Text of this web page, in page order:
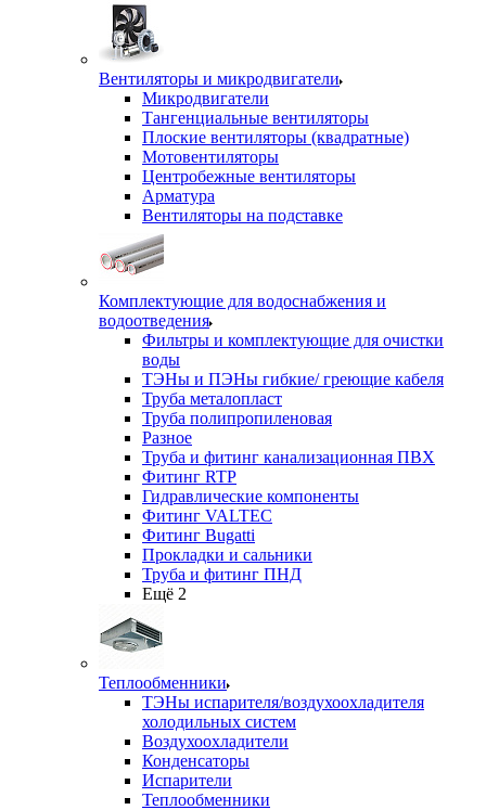
Вентиляторы и микродвигатели
Микродвигатели
Тангенциальные вентиляторы
Плоские вентиляторы (квадратные)
Мотовентиляторы
Центробежные вентиляторы
Арматура
Вентиляторы на подставке
Комплектующие для водоснабжения и
водоотведения
Фильтры и комплектующие для очистки
воды
ТЭНы и ПЭНы гибкие/ греющие кабеля
Труба металопласт
Труба полипропиленовая
Разное
Труба и фитинг канализационная ПВХ
Фитинг RTP
Гидравлические компоненты
Фитинг VALTEC
Фитинг Bugatti
Прокладки и сальники
Труба и фитинг ПНД
Ещё 2
Теплообменники
ТЭНы испарителя/воздухоохладителя
холодильных систем
Воздухоохладители
Конденсаторы
Испарители
Теплообменники